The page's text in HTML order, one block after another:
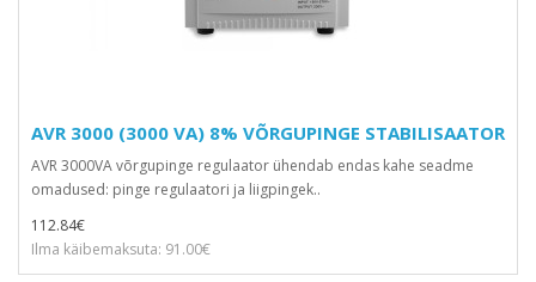
AVR 3000 (3000 VA) 8% VÕRGUPINGE STABILISAATOR
AVR 3000VA võrgupinge regulaator ühendab endas kahe seadme
omadused: pinge regulaatori ja liigpingek..
112.84€
Ilma käibemaksuta: 91.00€